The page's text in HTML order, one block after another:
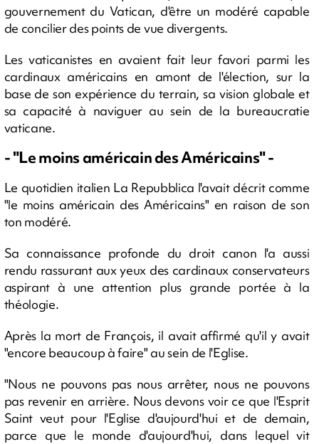
gouvernement du Vatican, d'être un modéré capable
de concilier des points de vue divergents.
Les vaticanistes en avaient fait leur favori parmi les
cardinaux américains en amont de l'élection, sur la
base de son expérience du terrain, sa vision globale et
sa capacité à naviguer au sein de la bureaucratie
vaticane.
- "Le moins américain des Américains" -
Le quotidien italien La Repubblica l'avait décrit comme
"le moins américain des Américains" en raison de son
ton modéré.
Sa connaissance profonde du droit canon l'a aussi
rendu rassurant aux yeux des cardinaux conservateurs
aspirant à une attention plus grande portée à la
théologie.
Après la mort de François, il avait affirmé qu'il y avait
"encore beaucoup à faire" au sein de l'Eglise.
"Nous ne pouvons pas nous arrêter, nous ne pouvons
pas revenir en arrière. Nous devons voir ce que l'Esprit
Saint veut pour l'Eglise d'aujourd'hui et de demain,
parce que le monde d'aujourd'hui, dans lequel vit